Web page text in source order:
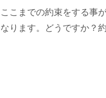
ここまでの約束をする事
なります。どうですか？